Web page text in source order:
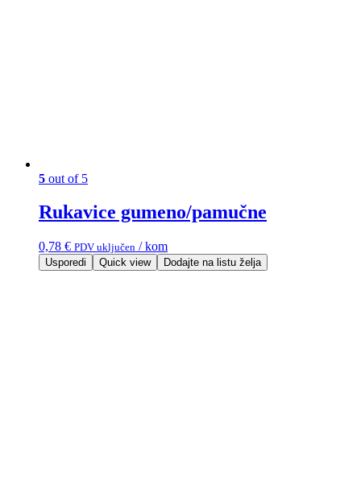
5 out of 5
Rukavice gumeno/pamučne
0,78 € PDV uključen / kom
Usporedi Quick view Dodajte na listu želja